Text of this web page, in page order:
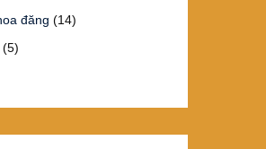
đăng (14)
(5)